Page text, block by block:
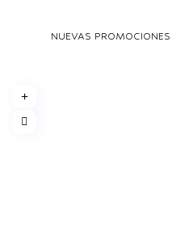
NUEVAS PROMOCIONES